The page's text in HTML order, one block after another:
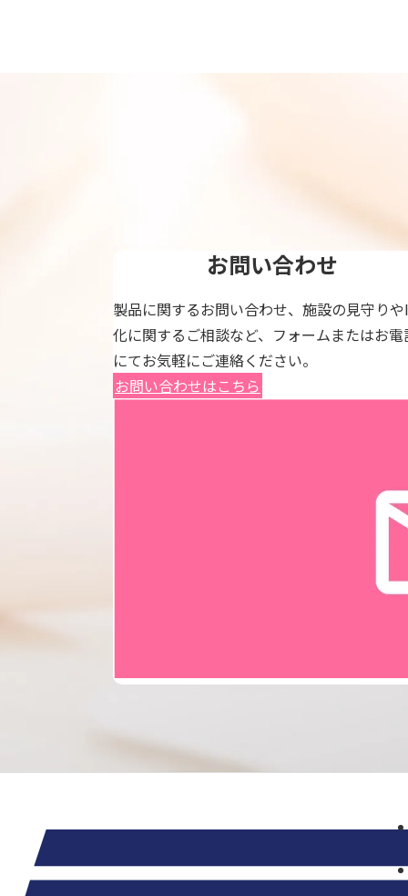
お問い合わせ
製品に関するお問い合わせ、施設の見守り
化に関するご相談など、フォームまたはお電
にてお気軽にご連絡ください。
お問い合わせはこちら